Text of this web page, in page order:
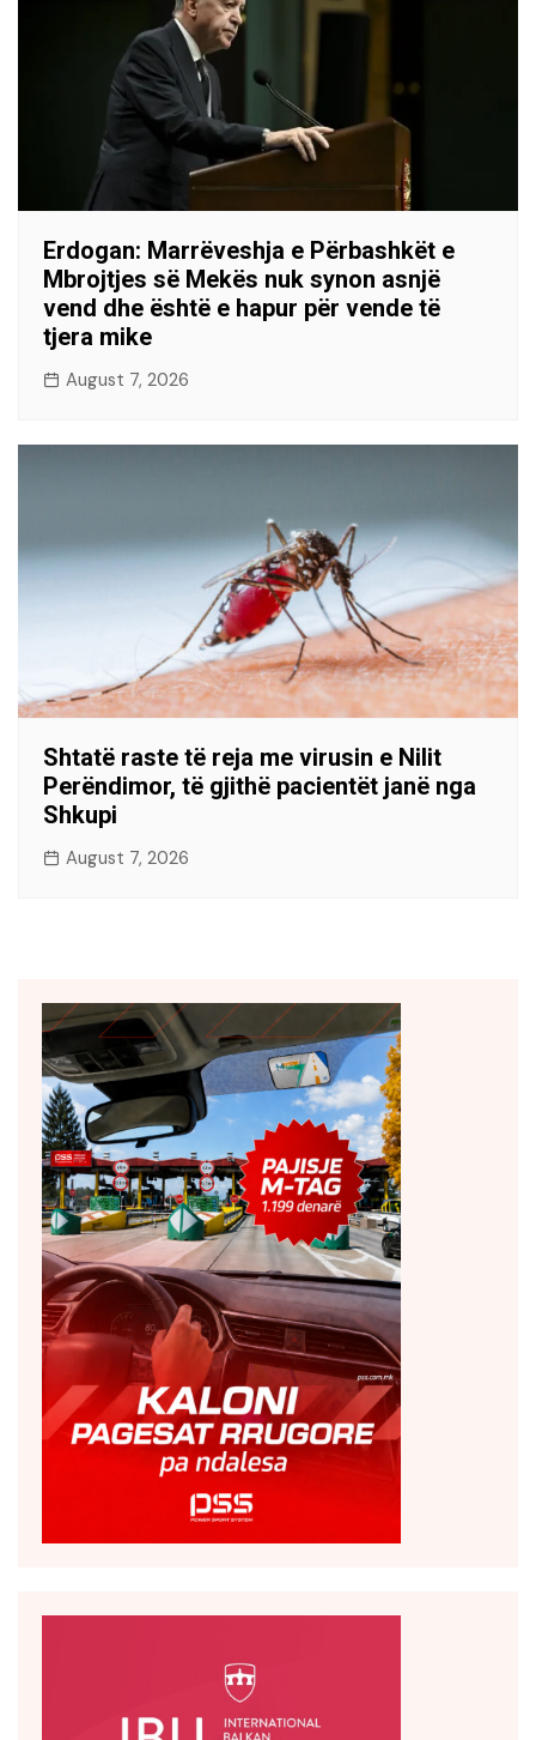
Erdogan: Marrëveshja e Përbashkët e
Mbrojtjes së Mekës nuk synon asnjë
vend dhe është e hapur për vende të
tjera mike
August 7, 2026
Shtatë raste të reja me virusin e Nilit
Perëndimor, të gjithë pacientët janë nga
Shkupi
August 7, 2026